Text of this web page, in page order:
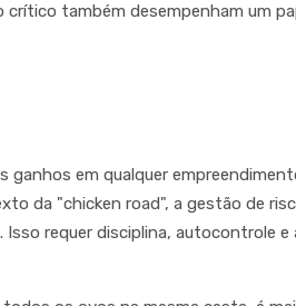
também desempenham um
em qualquer
da "chicken road", a gestão de
requer disciplina, autocontrole